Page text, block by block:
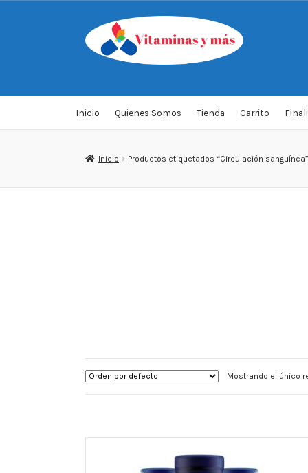
Saltar
a
navegación
al
contenido
Inicio Quienes Somos Tienda Carrito
Inicio Productos etiquetados “Circulación sanguínea”
Mostrando el único